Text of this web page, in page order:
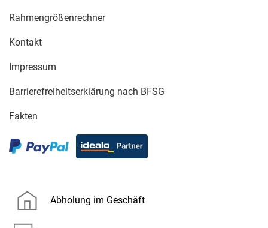
Rahmengrößenrechner
Kontakt
Impressum
Barrierefreiheitserklärung nach BFSG
Fakten
Abholung im Geschäft